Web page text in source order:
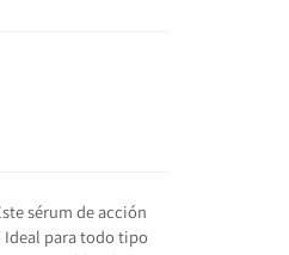
sérum de acción
para todo tipo